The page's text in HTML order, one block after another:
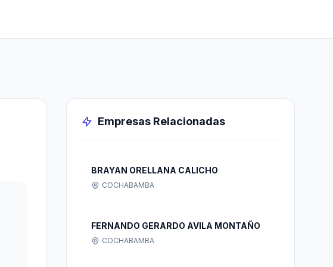
Empresas Relacionadas
BRAYAN ORELLANA CALICHO
COCHABAMBA
FERNANDO GERARDO AVILA MONTAÑO
COCHABAMBA